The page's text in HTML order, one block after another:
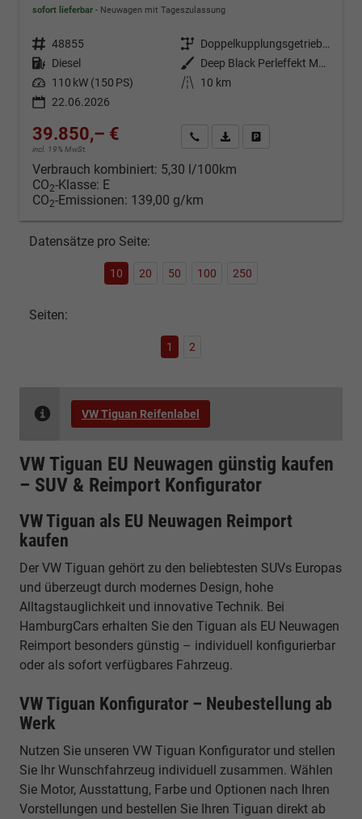
sofort lieferbar Neuwagen mit Tageszulassung
Fahrzeugnr. 48855 Getriebe
Doppelkupplungsgetriebe (DSG)
Kraftstoff Diesel Außenfarbe
Deep Black Perleffekt Metallic
Leistung 110 kW (150 PS) Kilometerstand
10 km
22.06.2026
39.850,– €
incl. 19% MwSt.
Kontakt & Angebot anfordern
PDF-Datei, Fahrzeugexposé
Verbrauch kombiniert: 5,30 l/100km
CO2-Klasse: E
CO2-Emissionen: 139,00 g/km
Datensätze pro Seite:
10 20 50 100 250
Seiten:
1 2
VW Tiguan Reifenlabel
VW Tiguan EU Neuwagen günstig kaufen
– SUV & Reimport Konfigurator
VW Tiguan als EU Neuwagen Reimport
kaufen
Der VW Tiguan gehört zu den beliebtesten SUVs Europas
und überzeugt durch modernes Design, hohe
Alltagstauglichkeit und innovative Technik. Bei
HamburgCars erhalten Sie den Tiguan als EU Neuwagen
Reimport besonders günstig – individuell konfigurierbar
oder als sofort verfügbares Fahrzeug.
VW Tiguan Konfigurator – Neubestellung ab
Werk
Nutzen Sie unseren VW Tiguan Konfigurator und stellen
Sie Ihr Wunschfahrzeug individuell zusammen. Wählen
Sie Motor, Ausstattung, Farbe und Optionen nach Ihren
Vorstellungen und bestellen Sie Ihren Tiguan direkt ab